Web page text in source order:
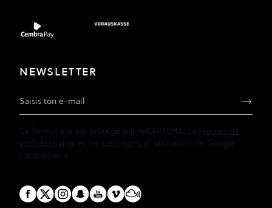
NEWSLETTER
Adresse e-mail
Ce formulaire est protégé par reCAPTCHA. Les règles de
confidentialité et les conditions d' utilisation de Google
s'appliquent.